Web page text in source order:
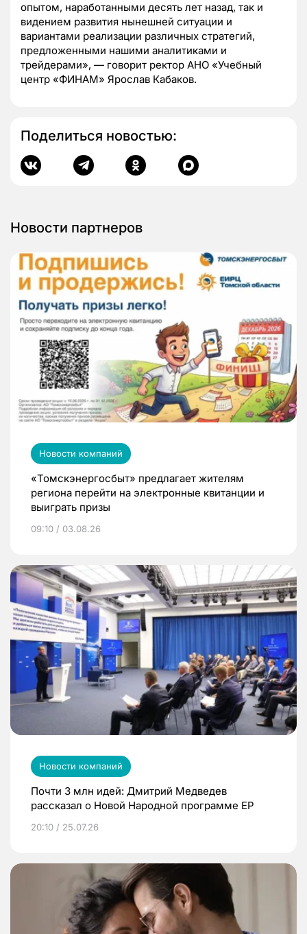
опытом, наработанными десять лет назад, так и
видением развития нынешней ситуации и
вариантами реализации различных стратегий,
предложенными нашими аналитиками и
трейдерами», — говорит ректор АНО «Учебный
центр «ФИНАМ» Ярослав Кабаков.
Поделиться новостью:
Новости партнеров
Новости компаний
«Томскэнергосбыт» предлагает жителям
региона перейти на электронные квитанции и
выиграть призы
09:10 / 03.08.26
Новости компаний
Почти 3 млн идей: Дмитрий Медведев
рассказал о Новой Народной программе ЕР
20:10 / 25.07.26